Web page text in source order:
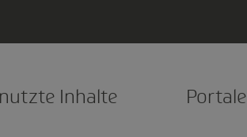
Inhalte Portale